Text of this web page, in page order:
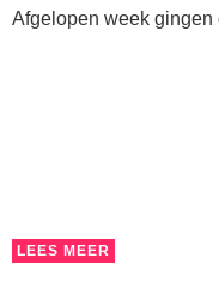
Afgelopen week gingen
LEES MEER